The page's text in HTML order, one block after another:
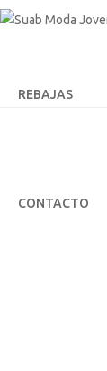
REBAJAS
CONTACTO